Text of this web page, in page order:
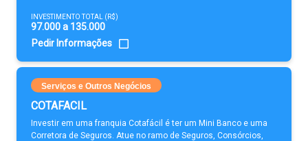
INVESTIMENTO TOTAL (R$)
97.000 a 135.000
Pedir Informações
Serviços e Outros Negócios
COTAFACIL
Investir em uma franquia Cotafácil é ter um Mini Banco e uma
Corretora de Seguros. Atue no ramo de Seguros, Consórcios,